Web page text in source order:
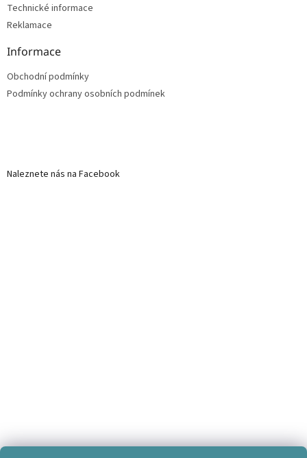
Technické informace
Reklamace
Informace
Obchodní podmínky
Podmínky ochrany osobních podmínek
Naleznete nás na Facebook